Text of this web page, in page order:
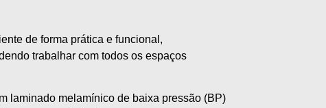
de forma prática e funcional,
trabalhar com todos os espaços
laminado melamínico de baixa pressão (BP)